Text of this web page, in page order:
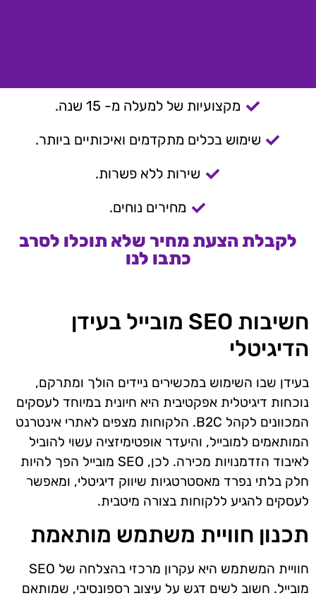
מקצועיות של למעלה מ- 15 שנה.
שימוש בכלים מתקדמים ואיכותיים ביותר.
שירות ללא פשרות.
מחירים נוחים.
לקבלת הצעת מחיר שלא תוכלו לסרב
כתבו לנו
חשיבות SEO מובייל בעידן
הדיגיטלי
בעידן שבו השימוש במכשירים ניידים הולך ומתרקם,
נוכחות דיגיטלית אפקטיבית היא חיונית במיוחד לעסקים
המכוונים לקהל B2C. הלקוחות מצפים לאתרי אינטרנט
המותאמים למובייל, והיעדר אופטימיזציה עשוי להוביל
לאיבוד הזדמנויות מכירה. לכן, SEO מובייל הפך להיות
חלק בלתי נפרד מאסטרטגיות שיווק דיגיטלי, ומאפשר
לעסקים להגיע ללקוחות בצורה מיטבית.
תכנון חוויית משתמש מותאמת
חוויית המשתמש היא עקרון מרכזי בהצלחה של SEO
מובייל. חשוב לשים דגש על עיצוב רספונסיבי, שמותאם